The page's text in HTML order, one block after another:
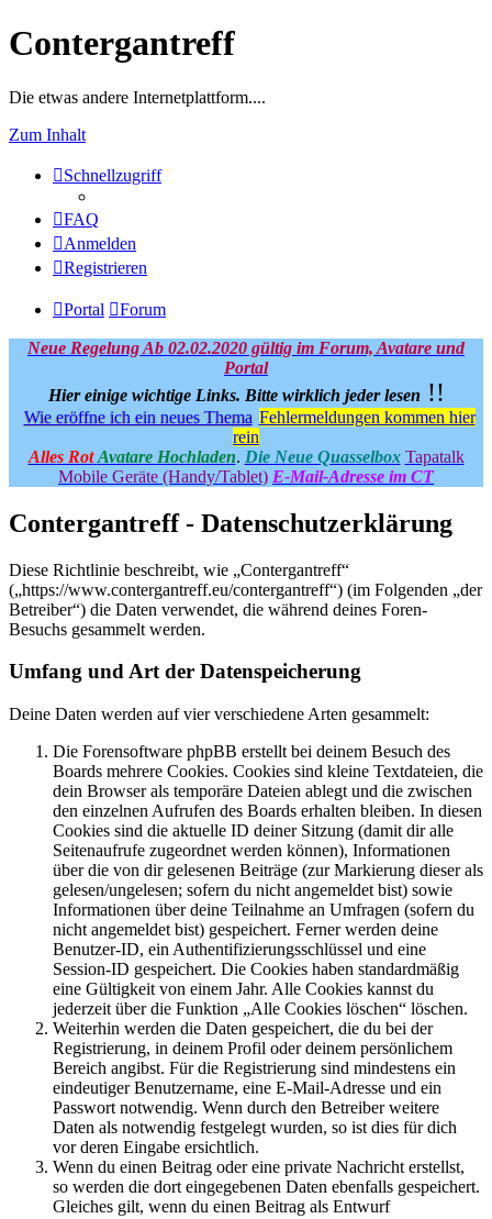
Contergantreff
Die etwas andere Internetplattform....
Zum Inhalt
Schnellzugriff
FAQ
Anmelden
Registrieren
Portal Forum
Neue Regelung Ab 02.02.2020 gültig im Forum, Avatare und
Portal
Hier einige wichtige Links. Bitte wirklich jeder lesen !!
Wie eröffne ich ein neues Thema Fehlermeldungen kommen hier
rein
Alles Rot Avatare Hochladen. Die Neue Quasselbox Tapatalk
Mobile Geräte (Handy/Tablet) E-Mail-Adresse im CT
Contergantreff - Datenschutzerklärung
Diese Richtlinie beschreibt, wie „Contergantreff“
(„https://www.contergantreff.eu/contergantreff“) (im Folgenden „der
Betreiber“) die Daten verwendet, die während deines Foren-
Besuchs gesammelt werden.
Umfang und Art der Datenspeicherung
Deine Daten werden auf vier verschiedene Arten gesammelt:
Die Forensoftware phpBB erstellt bei deinem Besuch des
Boards mehrere Cookies. Cookies sind kleine Textdateien, die
dein Browser als temporäre Dateien ablegt und die zwischen
den einzelnen Aufrufen des Boards erhalten bleiben. In diesen
Cookies sind die aktuelle ID deiner Sitzung (damit dir alle
Seitenaufrufe zugeordnet werden können), Informationen
über die von dir gelesenen Beiträge (zur Markierung dieser als
gelesen/ungelesen; sofern du nicht angemeldet bist) sowie
Informationen über deine Teilnahme an Umfragen (sofern du
nicht angemeldet bist) gespeichert. Ferner werden deine
Benutzer-ID, ein Authentifizierungsschlüssel und eine
Session-ID gespeichert. Die Cookies haben standardmäßig
eine Gültigkeit von einem Jahr. Alle Cookies kannst du
jederzeit über die Funktion „Alle Cookies löschen“ löschen.
Weiterhin werden die Daten gespeichert, die du bei der
Registrierung, in deinem Profil oder deinem persönlichem
Bereich angibst. Für die Registrierung sind mindestens ein
eindeutiger Benutzername, eine E-Mail-Adresse und ein
Passwort notwendig. Wenn durch den Betreiber weitere
Daten als notwendig festgelegt wurden, so ist dies für dich
vor deren Eingabe ersichtlich.
Wenn du einen Beitrag oder eine private Nachricht erstellst,
so werden die dort eingegebenen Daten ebenfalls gespeichert.
Gleiches gilt, wenn du einen Beitrag als Entwurf